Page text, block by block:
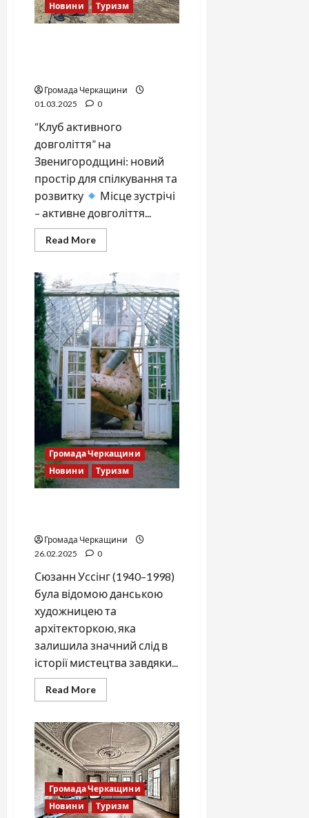
Новини
Туризм
Громада Черкащини
01.03.2025
0
“Клуб активного
довголіття” на
Звенигородщині: новий
простір для спілкування та
розвитку
Місце зустрічі
– активне довголіття...
Read MoreRead
more
дихання:
як
“Клуб
активного
довголіття”
змінює
життя
пенсіонерів
Громада Черкащини
Новини
Туризм
Громада Черкащини
26.02.2025
0
Сюзанн Уссінг (1940–1998)
була відомою данською
художницею та
архітекторкою, яка
залишила значний слід в
історії мистецтва завдяки...
Read MoreRead
more
Уссінг:
коли
фігура
розриває
межі
простору
Громада Черкащини
Новини
Туризм